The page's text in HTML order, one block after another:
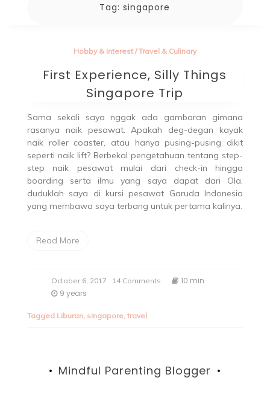
Tag:singapore
Hobby & Interest/Travel & Culinary
First Experience, Silly Things
Singapore Trip
Sama sekali saya nggak ada gambaran gimana
rasanya naik pesawat. Apakah deg-degan kayak
naik roller coaster, atau hanya pusing-pusing dikit
seperti naik lift? Berbekal pengetahuan tentang step-
step naik pesawat mulai dari check-in hingga
boarding serta ilmu yang saya dapat dari Ola,
duduklah saya di kursi pesawat Garuda Indonesia
yang membawa saya terbang untuk pertama kalinya.
Read More
October 6, 2017 14 Comments
10 min
9 years
Tagged Liburan, singapore, travel
Mindful Parenting Blogger